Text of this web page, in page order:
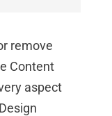
remove
Content
aspect